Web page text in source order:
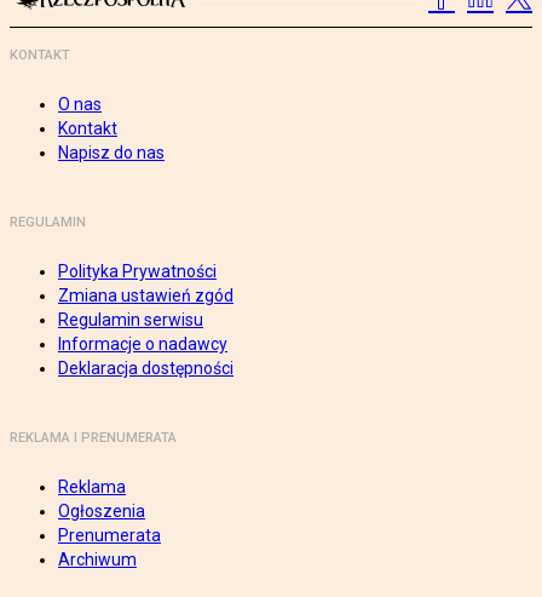
KONTAKT
O nas
Kontakt
Napisz do nas
REGULAMIN
Polityka Prywatności
Zmiana ustawień zgód
Regulamin serwisu
Informacje o nadawcy
Deklaracja dostępności
REKLAMA I PRENUMERATA
Reklama
Ogłoszenia
Prenumerata
Archiwum